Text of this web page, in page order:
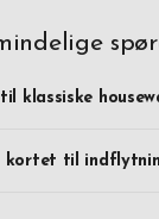
klassiske
kortet til